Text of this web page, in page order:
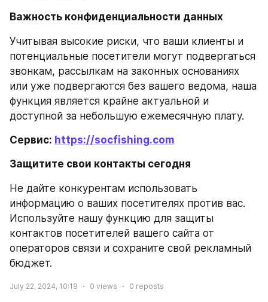
Важность конфиденциальности данных
Учитывая высокие риски, что ваши клиенты и
потенциальные посетители могут подвергаться
звонкам, рассылкам на законных основаниях
или уже подвергаются без вашего ведома, наша
функция является крайне актуальной и
доступной за небольшую ежемесячную плату.
Сервис: https://socfishing.com
Защитите свои контакты сегодня
Не дайте конкурентам использовать
информацию о ваших посетителях против вас.
Используйте нашу функцию для защиты
контактов посетителей вашего сайта от
операторов связи и сохраните свой рекламный
бюджет.
July 22, 2024, 10:19 0 views 0 reposts